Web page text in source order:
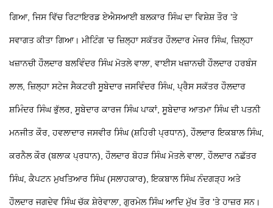
ਗਿਆ, ਜਿਸ ਵਿੱਚ ਰਿਟਾਇਰਡ ਏਐਸਆਈ ਬਲਕਾਰ ਸਿੰਘ ਦਾ ਵਿਸ਼ੇਸ਼ ਤੌਰ ’ਤੇ
ਸਵਾਗਤ ਕੀਤਾ ਗਿਆ। ਮੀਟਿੰਗ ’ਚ ਜ਼ਿਲ੍ਹਾ ਸਕੱਤਰ ਹੌਲਦਾਰ ਮੇਜਰ ਸਿੰਘ, ਜ਼ਿਲ੍ਹਾ
ਖਜ਼ਾਨਚੀ ਹੌਲਦਾਰ ਬਲਵਿੰਦਰ ਸਿੰਘ ਮੋਤਲੇ ਵਾਲਾ, ਵਾਈਸ ਖਜ਼ਾਨਚੀ ਹੌਲਦਾਰ ਹਰਬੰਸ
ਲਾਲ, ਜ਼ਿਲ੍ਹਾ ਸਟੇਜ ਸੈਕਟਰੀ ਸੂਬੇਦਾਰ ਜਸਵਿੰਦਰ ਸਿੰਘ, ਪ੍ਰੈਸ ਸਕੱਤਰ ਹੌਲਦਾਰ
ਸ਼ਮਿੰਦਰ ਸਿੰਘ ਭੁੱਲਰ, ਸੂਬੇਦਾਰ ਕਾਰਜ ਸਿੰਘ ਪਾਕਾਂ, ਸੂਬੇਦਾਰ ਆਤਮਾ ਸਿੰਘ ਦੀ ਪਤਨੀ
ਮਨਜੀਤ ਕੌਰ, ਹਵਲਾਦਾਰ ਜਸਵੀਰ ਸਿੰਘ (ਸ਼ਹਿਰੀ ਪ੍ਰਧਾਨ), ਹੌਲਦਾਰ ਇਕਬਾਲ ਸਿੰਘ,
ਕਰਨੈਲ ਕੌਰ (ਬਲਾਕ ਪ੍ਰਧਾਨ), ਹੌਲਦਾਰ ਬੋਹੜ ਸਿੰਘ ਮੋਤਲੇ ਵਾਲਾ, ਹੌਲਦਾਰ ਨਛੱਤਰ
ਸਿੰਘ, ਕੈਪਟਨ ਮੁਖਤਿਆਰ ਸਿੰਘ (ਸਲਾਹਕਾਰ), ਇਕਬਾਲ ਸਿੰਘ ਨੰਦਗੜ੍ਹ ਅਤੇ
ਹੌਲਦਾਰ ਜਗਦੇਵ ਸਿੰਘ ਚੱਕ ਸ਼ੇਰੇਵਾਲਾ, ਗੁਰਮੇਲ ਸਿੰਘ ਆਦਿ ਮੁੱਖ ਤੌਰ 'ਤੇ ਹਾਜ਼ਰ ਸਨ।